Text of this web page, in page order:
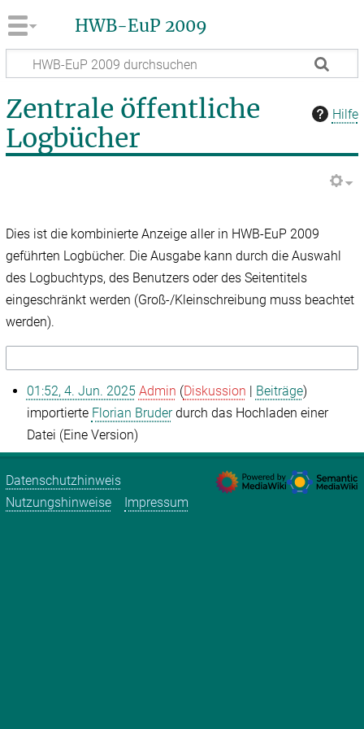
HWB-EuP 2009
Hilfe
Zentrale öffentliche
Logbücher
Dies ist die kombinierte Anzeige aller in HWB-EuP 2009
geführten Logbücher. Die Ausgabe kann durch die Auswahl
des Logbuchtyps, des Benutzers oder des Seitentitels
eingeschränkt werden (Groß-/Kleinschreibung muss beachtet
werden).
01:52, 4. Jun. 2025 Admin Diskussion
Beiträge
importierte Florian Bruderdurch das Hochladen einer
Datei (Eine Version)
Datenschutzhinweis
Nutzungshinweise
Impressum